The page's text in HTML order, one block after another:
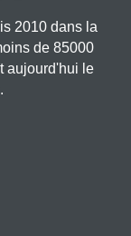
2010 dans la
de 85000
aujourd'hui le